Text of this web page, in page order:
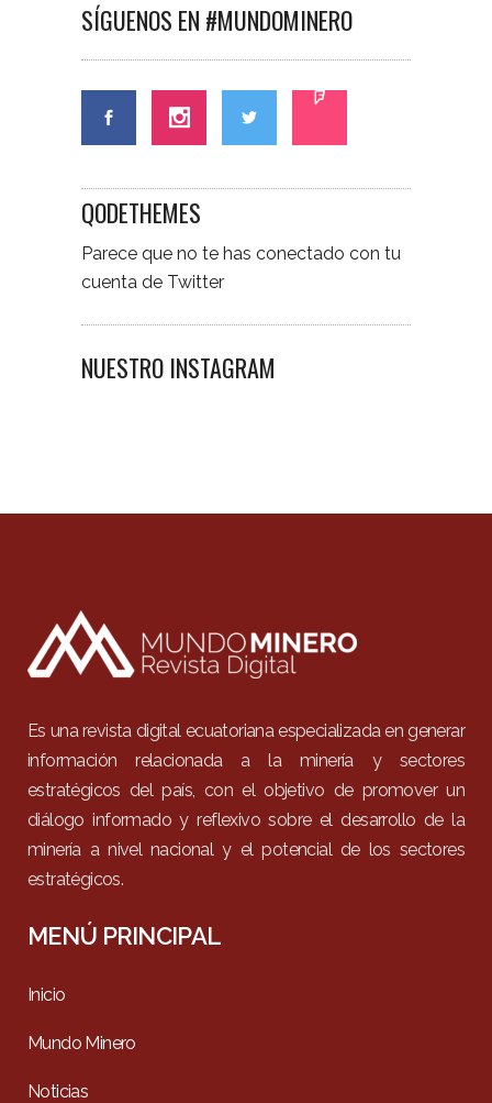
SÍGUENOS EN #MUNDOMINERO
QODETHEMES
Parece que no te has conectado con tu
cuenta de Twitter
NUESTRO INSTAGRAM
Es una revista digital ecuatoriana especializada en generar
información relacionada a la minería y sectores
estratégicos del país, con el objetivo de promover un
diálogo informado y reflexivo sobre el desarrollo de la
minería a nivel nacional y el potencial de los sectores
estratégicos.
MENÚ PRINCIPAL
Inicio
Mundo Minero
Noticias